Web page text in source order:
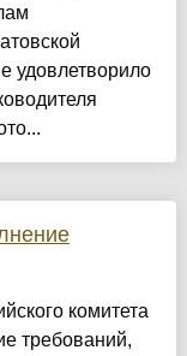
удовлетворило
комитета
требований,